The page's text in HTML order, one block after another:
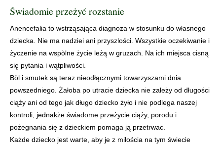
Świadomie przeżyć rozstanie
Anencefalia to wstrząsająca diagnoza w stosunku do własnego
dziecka. Nie ma nadziei ani przyszlości. Wszystkie oczekiwanie i
życzenie na wspòlne życie leżą w gruzach. Na ich miejsca cisną
się pytania i wątpliwości.
Bòl i smutek są teraz nieodłącznymi towarzyszami dnia
powszedniego. Żałoba po utracie dziecka nie zależy od długości
ciąży ani od tego jak długo dziecko żyło i nie podlega naszej
kontroli, jednakże świadome przeżycie ciąży, porodu i
pożegnania się z dzieckiem pomaga ją przetrwac.
Każde dziecko jest warte, aby je z miłościa na tym świecie